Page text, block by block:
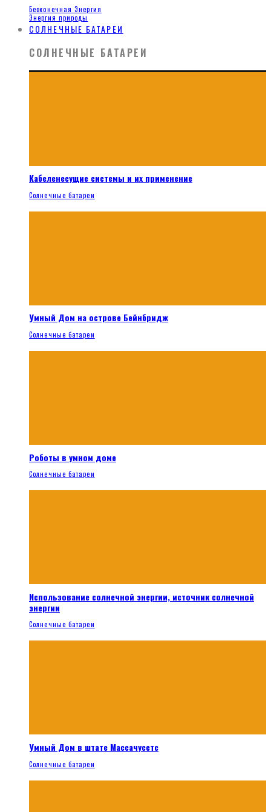
Бесконечная Энергия
Энергия природы
СОЛНЕЧНЫЕ БАТАРЕИ
СОЛНЕЧНЫЕ БАТАРЕИ
Кабеленесущие системы и их применение
Солнечные батареи
Умный Дом на острове Бейнбридж
Солнечные батареи
Роботы в умном доме
Солнечные батареи
Использование солнечной энергии, источник солнечной
энергии
Солнечные батареи
Умный Дом в штате Массачусетс
Солнечные батареи